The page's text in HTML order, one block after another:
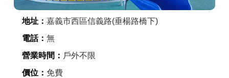
地址： 嘉義市西區信義路(垂楊路橋下)
電話： 無
營業時間： 戶外不限
價位： 免費